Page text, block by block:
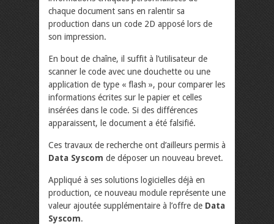
chaque document sans en ralentir sa
production dans un code 2D apposé lors de
son impression.
En bout de chaîne, il suffit à l’utilisateur de
scanner le code avec une douchette ou une
application de type « flash », pour comparer les
informations écrites sur le papier et celles
insérées dans le code. Si des différences
apparaissent, le document a été falsifié.
Ces travaux de recherche ont d’ailleurs permis à
Data Syscom de déposer un nouveau brevet.
Appliqué à ses solutions logicielles déjà en
production, ce nouveau module représente une
valeur ajoutée supplémentaire à l’offre de Data
Syscom.